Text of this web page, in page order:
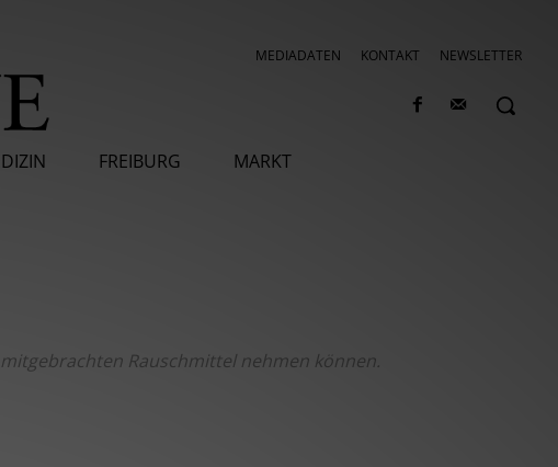
MEDIADATEN KONTAKT NEWSLETTER
FREIBURG MARKT
Rauschmittel nehmen können.